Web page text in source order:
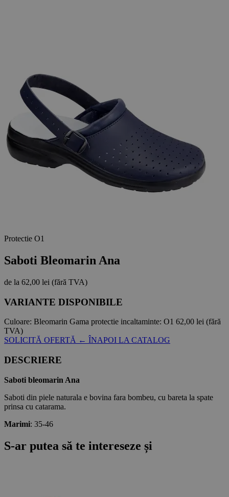
Protectie O1
Saboti Bleomarin Ana
de la 62,00 lei (fără TVA)
VARIANTE DISPONIBILE
Culoare: Bleomarin Gama protectie incaltaminte: O1 62,00 lei (fără
TVA)
SOLICITĂ OFERTĂ ← ÎNAPOI LA CATALOG
DESCRIERE
Saboti bleomarin Ana
Saboti din piele naturala e bovina fara bombeu, cu bareta la spate
prinsa cu catarama.
Marimi: 35-46
S-ar putea să te intereseze și